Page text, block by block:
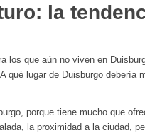
la
los que aún no viven en
qué lugar de Duisburgo debería
porque tiene mucho que
la proximidad a la ciudad,